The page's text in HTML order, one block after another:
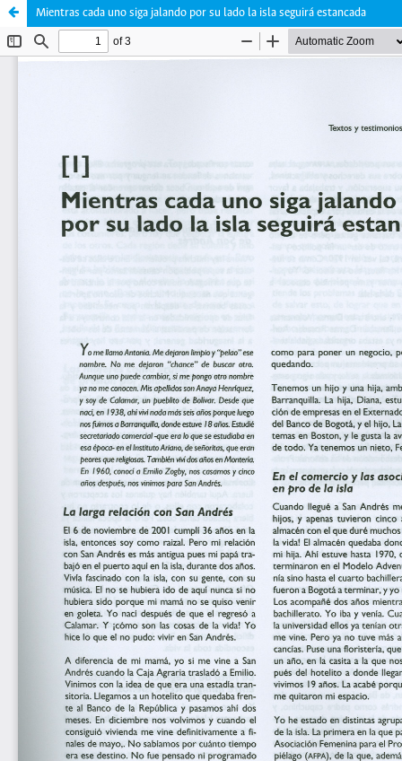
Mientras cada uno siga jalando por su lado la isla seguirá estancada